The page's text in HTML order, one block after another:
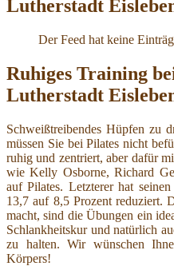
Lutherstadt
Der Feed hat keine
Ruhiges Training
Lutherstadt
Schweißtreibendes Hüpfen zu
müssen Sie bei Pilates nicht
ruhig und zentriert, aber dafür
wie Kelly Osborne, Richard
auf Pilates. Letzterer hat
13,7 auf 8,5 Prozent reduziert.
macht, sind die Übungen ein
Schlankheitskur und natürlich
zu halten. Wir wünschen
Körpers!